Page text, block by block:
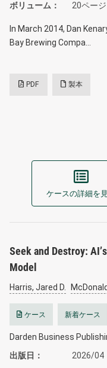
ボリューム
20ページ
In March 2014, Dan
Bay Brewing Compa…
PDF 製本
ケースの詳細を
Seek and Destroy:
Model
Harris, Jared D.
ケース 新着ケース
Darden Business
出版日
2026/04